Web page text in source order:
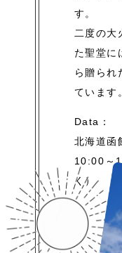
す。
二度の大
た聖堂に
ら贈られ
ています
Data：
北海道函
10:00～
く）